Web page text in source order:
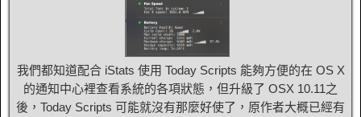
我們都知道配合 iStats 使用 Today Scripts 能夠方便的在 OS X
的通知中心裡查看系統的各項狀態，但升級了 OSX 10.11之
後，Today Scripts 可能就沒有那麼好使了，原作者大概已經有